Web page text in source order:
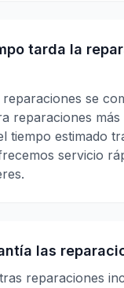
tarda la
se
reparaciones
tiempo estimado
servicio
las
reparaciones